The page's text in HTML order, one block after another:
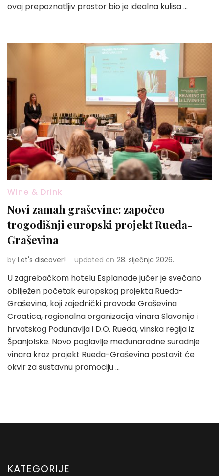
ovaj prepoznatljiv prostor bio je idealna kulisa …
Wine & Drink
Novi zamah graševine: započeo
trogodišnji europski projekt Rueda-
Graševina
by Let's discover! updated on 28. siječnja 2026.
U zagrebačkom hotelu Esplanade jučer je svečano
obilježen početak europskog projekta Rueda-
Graševina, koji zajednički provode Graševina
Croatica, regionalna organizacija vinara Slavonije i
hrvatskog Podunavlja i D.O. Rueda, vinska regija iz
Španjolske. Novo poglavlje međunarodne suradnje
vinara kroz projekt Rueda-Graševina postavit će
okvir za sustavnu promociju …
KATEGORIJE